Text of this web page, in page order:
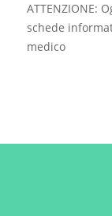
ATTENZIONE:
schede
medico